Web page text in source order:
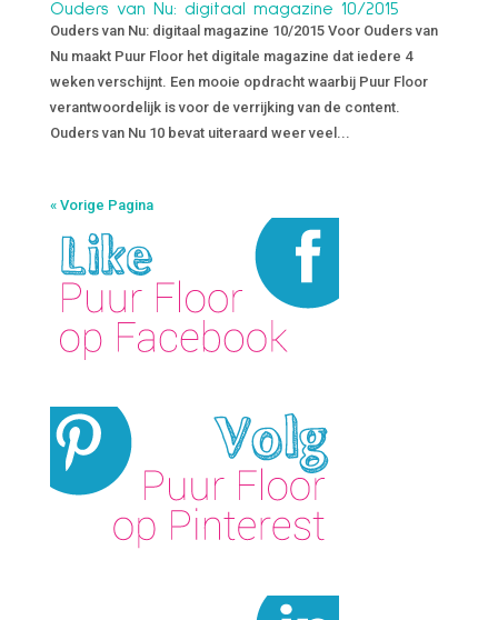
Ouders van Nu: digitaal magazine 10/2015
Ouders van Nu: digitaal magazine 10/2015 Voor Ouders van
Nu maakt Puur Floor het digitale magazine dat iedere 4
weken verschijnt. Een mooie opdracht waarbij Puur Floor
verantwoordelijk is voor de verrijking van de content.
Ouders van Nu 10 bevat uiteraard weer veel...
« Vorige Pagina